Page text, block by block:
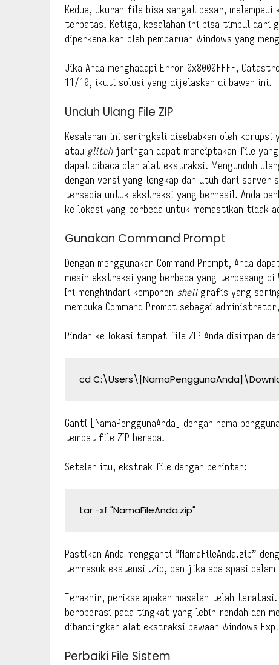
Kedua, ukuran file bisa sangat besar,
terbatas. Ketiga, kesalahan ini bisa timbul dari
diperkenalkan oleh pembaruan Windows yang
Jika Anda menghadapi Error 0x8000FFFF,
11/10, ikuti solusi yang dijelaskan di bawah ini.
Unduh Ulang File ZIP
Kesalahan ini seringkali disebabkan oleh korupsi
atau glitchjaringan dapat menciptakan file
dapat dibaca oleh alat ekstraksi. Mengunduh
dengan versi yang lengkap dan utuh dari server
tersedia untuk ekstraksi yang berhasil. Anda
ke lokasi yang berbeda untuk memastikan tidak
Gunakan Command Prompt
Dengan menggunakan Command Prompt, Anda
mesin ekstraksi yang berbeda yang terpasang di
Ini menghindari komponen shellgrafis yang sering
membuka Command Prompt sebagai
Pindah ke lokasi tempat file ZIP Anda disimpan
cd
Ganti [NamaPenggunaAnda] dengan nama
tempat file ZIP berada.
Setelah itu, ekstrak file dengan perintah:
tar -xf "NamaFileAnda.zip"
Pastikan Anda mengganti “NamaFileAnda.zip”
termasuk ekstensi .zip, dan jika ada spasi
Terakhir, periksa apakah masalah telah
beroperasi pada tingkat yang lebih rendah dan
dibandingkan alat ekstraksi bawaan Windows
Perbaiki File Sistem